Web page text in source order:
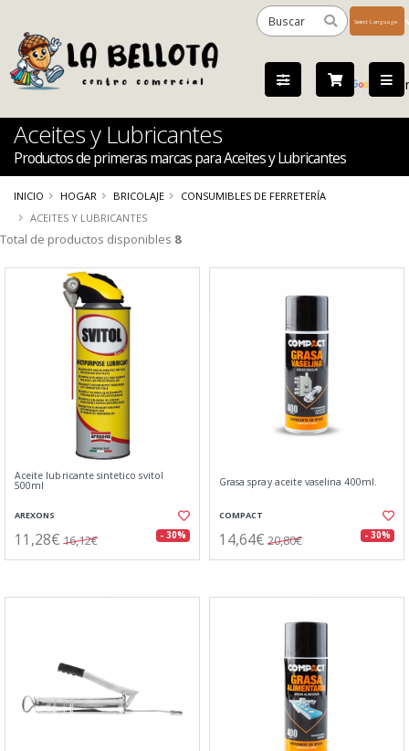
by
Aceites y Lubricantes
Productos de primeras marcas para Aceites y Lubricantes
INICIO HOGAR BRICOLAJE
CONSUMIBLES DE FERRETERÍA
ACEITES Y LUBRICANTES
Total de productos disponibles 8
Aceite lubricante sintetico svitol
500ml
AREXONS
11,28€ 16,12€ - 30%
Grasa spray aceite vaselina 400ml.
COMPACT
14,64€ 20,80€ - 30%